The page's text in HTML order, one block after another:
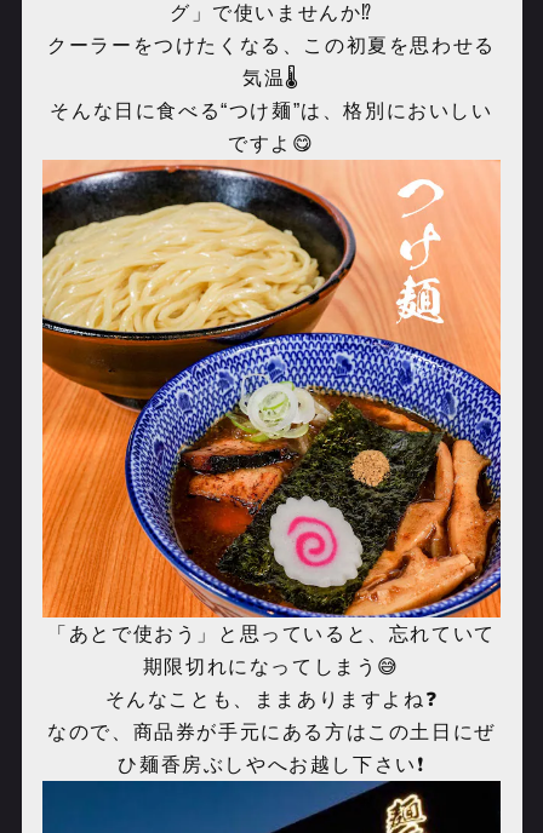
グ」で使いませんか⁉️
クーラーをつけたくなる、この初夏を思わせる
気温🌡️
そんな日に食べる“つけ麺”は、格別においしい
ですよ😋
「あとで使おう」と思っていると、忘れていて
期限切れになってしまう😅
そんなことも、ままありますよね❓
なので、商品券が手元にある方はこの土日にぜ
ひ麺香房ぶしやへお越し下さい❗️